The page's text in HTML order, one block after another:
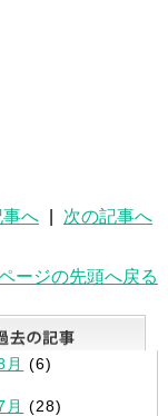
へ 次の記事へ
ージの先頭へ戻る
覧
(6)
(28)